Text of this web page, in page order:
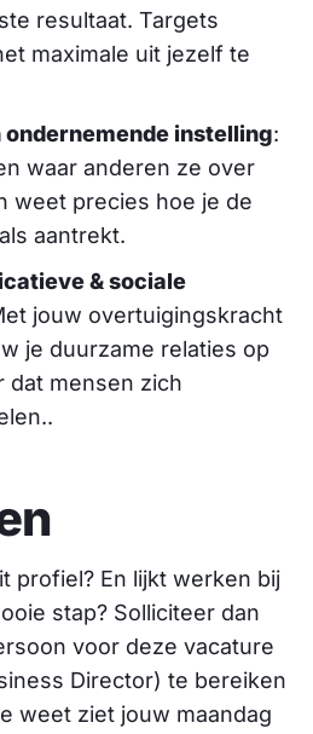
resultaat. Targets
maximale uit jezelf te
ondernemende instelling:
waar anderen ze over
weet precies hoe je de
aantrekt.​
& sociale
jouw overtuigingskracht
je duurzame relaties op
dat mensen zich
profiel? En lijkt werken bij
stap? Solliciteer dan
voor deze vacature
Director) te bereiken
weet ziet jouw maandag